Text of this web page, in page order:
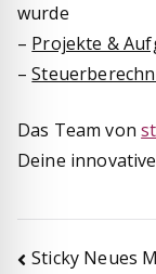
wurde
– Projekte &
–
Das Team von
Deine
Sticky Neues